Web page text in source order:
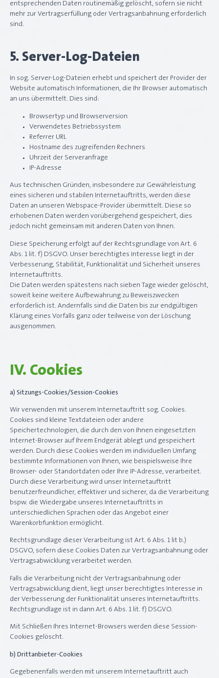
entsprechenden Daten routinemäßig gelöscht, sofern sie nicht
mehr zur Vertragserfüllung oder Vertragsanbahnung erforderlich
sind.
5. Server-Log-Dateien
In sog. Server-Log-Dateien erhebt und speichert der Provider der
Website automatisch Informationen, die Ihr Browser automatisch
an uns übermittelt. Dies sind:
Browsertyp und Browserversion
Verwendetes Betriebssystem
Referrer URL
Hostname des zugreifenden Rechners
Uhrzeit der Serveranfrage
IP-Adresse
Aus technischen Gründen, insbesondere zur Gewährleistung
eines sicheren und stabilen Internetauftritts, werden diese
Daten an unseren Webspace-Provider übermittelt. Diese so
erhobenen Daten werden vorübergehend gespeichert, dies
jedoch nicht gemeinsam mit anderen Daten von Ihnen.
Diese Speicherung erfolgt auf der Rechtsgrundlage von Art. 6
Abs. 1 lit. f) DSGVO. Unser berechtigtes Interesse liegt in der
Verbesserung, Stabilität, Funktionalität und Sicherheit unseres
Internetauftritts.
Die Daten werden spätestens nach sieben Tage wieder gelöscht,
soweit keine weitere Aufbewahrung zu Beweiszwecken
erforderlich ist. Andernfalls sind die Daten bis zur endgültigen
Klärung eines Vorfalls ganz oder teilweise von der Löschung
ausgenommen.
IV. Cookies
a) Sitzungs-Cookies/Session-Cookies
Wir verwenden mit unserem Internetauftritt sog. Cookies.
Cookies sind kleine Textdateien oder andere
Speichertechnologien, die durch den von Ihnen eingesetzten
Internet-Browser auf Ihrem Endgerät ablegt und gespeichert
werden. Durch diese Cookies werden im individuellen Umfang
bestimmte Informationen von Ihnen, wie beispielsweise Ihre
Browser- oder Standortdaten oder Ihre IP-Adresse, verarbeitet.
Durch diese Verarbeitung wird unser Internetauftritt
benutzerfreundlicher, effektiver und sicherer, da die Verarbeitung
bspw. die Wiedergabe unseres Internetauftritts in
unterschiedlichen Sprachen oder das Angebot einer
Warenkorbfunktion ermöglicht.
Rechtsgrundlage dieser Verarbeitung ist Art. 6 Abs. 1 lit b.)
DSGVO, sofern diese Cookies Daten zur Vertragsanbahnung oder
Vertragsabwicklung verarbeitet werden.
Falls die Verarbeitung nicht der Vertragsanbahnung oder
Vertragsabwicklung dient, liegt unser berechtigtes Interesse in
der Verbesserung der Funktionalität unseres Internetauftritts.
Rechtsgrundlage ist in dann Art. 6 Abs. 1 lit. f) DSGVO.
Mit Schließen Ihres Internet-Browsers werden diese Session-
Cookies gelöscht.
b) Drittanbieter-Cookies
Gegebenenfalls werden mit unserem Internetauftritt auch